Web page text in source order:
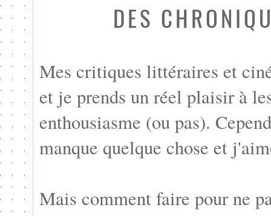
DES
Mes critiques littéraires et
et je prends un réel plaisir à
enthousiasme (ou pas).
manque quelque chose et
Mais comment faire pour ne